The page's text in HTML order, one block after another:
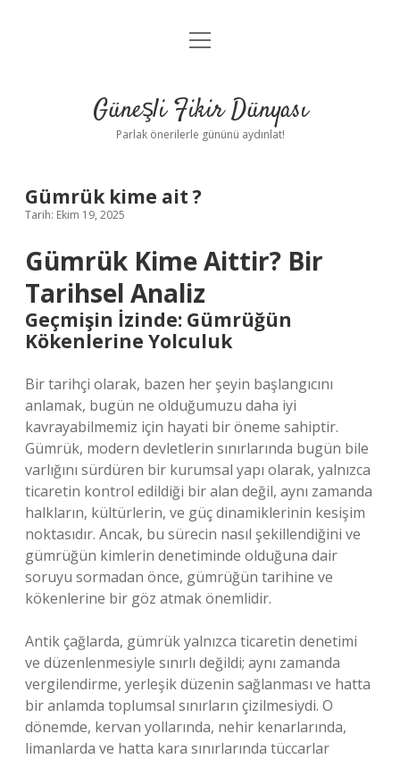
Anasayfa
Yasal Uyarı
menüyü
Güneşli Fikir Dünyası
Parlak önerilerle gününü aydınlat!
Gümrük kime ait ?
Tarih: Ekim 19, 2025
Gümrük Kime Aittir? Bir
Tarihsel Analiz
Geçmişin İzinde: Gümrüğün
Kökenlerine Yolculuk
Bir tarihçi olarak, bazen her şeyin başlangıcını
anlamak, bugün ne olduğumuzu daha iyi
kavrayabilmemiz için hayati bir öneme sahiptir.
Gümrük, modern devletlerin sınırlarında bugün bile
varlığını sürdüren bir kurumsal yapı olarak, yalnızca
ticaretin kontrol edildiği bir alan değil, aynı zamanda
halkların, kültürlerin, ve güç dinamiklerinin kesişim
noktasıdır. Ancak, bu sürecin nasıl şekillendiğini ve
gümrüğün kimlerin denetiminde olduğuna dair
soruyu sormadan önce, gümrüğün tarihine ve
kökenlerine bir göz atmak önemlidir.
Antik çağlarda, gümrük yalnızca ticaretin denetimi
ve düzenlenmesiyle sınırlı değildi; aynı zamanda
vergilendirme, yerleşik düzenin sağlanması ve hatta
bir anlamda toplumsal sınırların çizilmesiydi. O
dönemde, kervan yollarında, nehir kenarlarında,
limanlarda ve hatta kara sınırlarında tüccarlar